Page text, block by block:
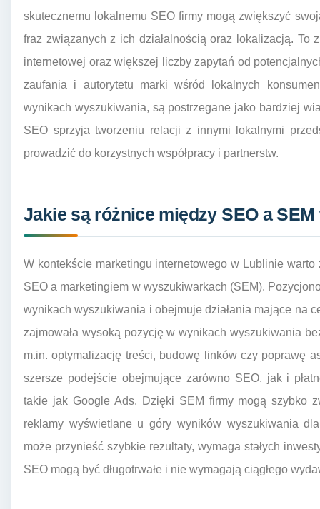
skutecznemu lokalnemu SEO firmy mogą zwiększyć
fraz związanych z ich działalnością oraz lokalizacją. To
internetowej oraz większej liczby zapytań od
zaufania i autorytetu marki wśród lokalnych
wynikach wyszukiwania, są postrzegane jako bardziej
SEO sprzyja tworzeniu relacji z innymi lokalnymi
prowadzić do korzystnych współpracy i partnerstw.
Jakie są różnice między SEO a
W kontekście marketingu internetowego w Lublinie
SEO a marketingiem w wyszukiwarkach (SEM).
wynikach wyszukiwania i obejmuje działania mające na
zajmowała wysoką pozycję w wynikach wyszukiwania
m.in. optymalizację treści, budowę linków czy poprawę
szersze podejście obejmujące zarówno SEO, jak i
takie jak Google Ads. Dzięki SEM firmy mogą szybko
reklamy wyświetlane u góry wyników wyszukiwania
może przynieść szybkie rezultaty, wymaga stałych
SEO mogą być długotrwałe i nie wymagają ciągłego